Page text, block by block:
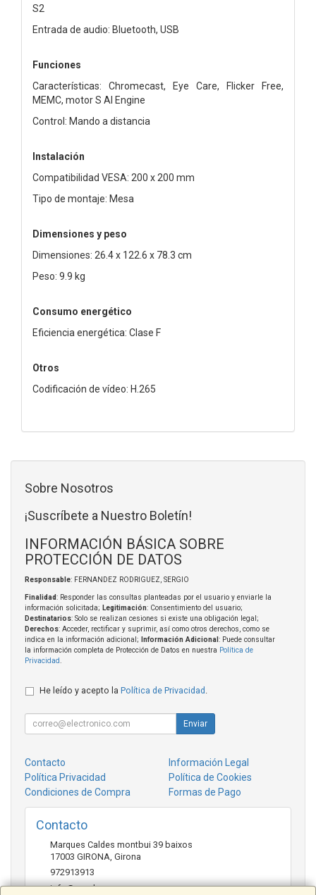
S2
Entrada de audio: Bluetooth, USB
Funciones
Características: Chromecast, Eye Care, Flicker Free,
MEMC, motor S AI Engine
Control: Mando a distancia
Instalación
Compatibilidad VESA: 200 x 200 mm
Tipo de montaje: Mesa
Dimensiones y peso
Dimensiones: 26.4 x 122.6 x 78.3 cm
Peso: 9.9 kg
Consumo energético
Eficiencia energética: Clase F
Otros
Codificación de vídeo: H.265
Sobre Nosotros
¡Suscríbete a Nuestro Boletín!
INFORMACIÓN BÁSICA SOBRE
PROTECCIÓN DE DATOS
Responsable: FERNANDEZ RODRIGUEZ, SERGIO
Finalidad: Responder las consultas planteadas por el usuario y enviarle la
información solicitada; Legitimación: Consentimiento del usuario;
Destinatarios: Solo se realizan cesiones si existe una obligación legal;
Derechos: Acceder, rectificar y suprimir, así como otros derechos, como se
indica en la información adicional;
Información Adicional : Puede consultar
la información completa de Protección de Datos en nuestra Política de
Privacidad
He leído y acepto la Política de Privacidad
Enviar
Contacto
Información Legal
Política Privacidad
Política de Cookies
Condiciones de Compra
Formas de Pago
Contacto
Marques Caldes montbui 39 baixos
17003 GIRONA Girona
972913913
info@crosbuy.com